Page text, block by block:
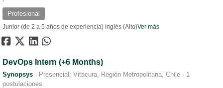
Profesional
Junior (de 2 a 5 años de experiencia) Inglés (Alto)Ver más
DevOps Intern (+6 Months)
Synopsys · Presencial; Vitacura, Región Metropolitana, Chile · 1
postulaciones